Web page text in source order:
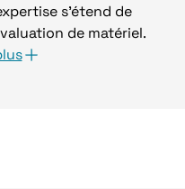
s'étend de
de matériel.